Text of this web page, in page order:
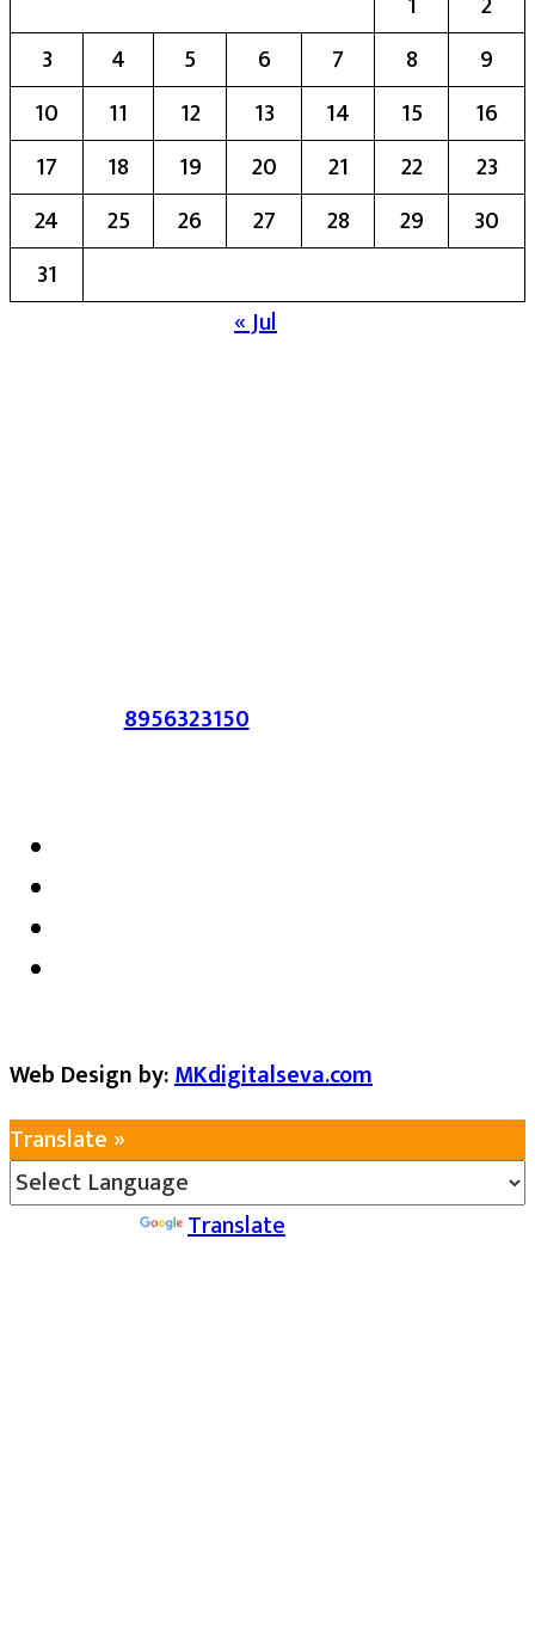
3
4 5 6 7 8
9
10
11 12 13 14 15
16
17
18 19 20 21 22
23
24
25 26 27 28 29
30
31
« Jul
संपर्क :-8956323150/ ईमेल :-
Web Design by:MKdigitalseva.com
Translate »
Translate